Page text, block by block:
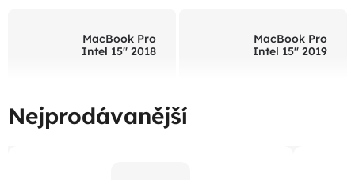
MacBook Pro
Intel 15" 2018
MacBook Pro
Intel 15" 2019
Nejprodávanější